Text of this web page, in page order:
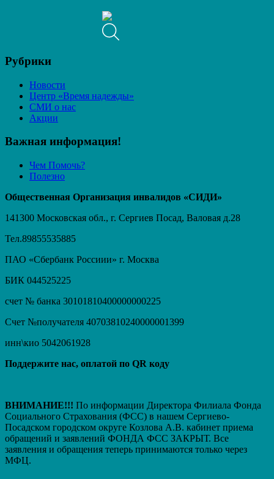
Рубрики
Новости
Центр «Время надежды»
СМИ о нас
Акции
Важная информация!
Чем Помочь?
Полезно
Общественная Организация инвалидов «СИДИ»
141300 Московская обл., г. Сергиев Посад, Валовая д.28
Тел.89855535885
ПАО «Сбербанк Россиии» г. Москва
БИК 044525225
счет № банка 30101810400000000225
Счет №получателя 40703810240000001399
инн\кио 5042061928
Поддержите нас, оплатой по QR коду
ВНИМАНИЕ!!! По информации Директора Филиала Фонда
Социального Страхования (ФСС) в нашем Сергиево-
Посадском городском округе Козлова А.В. кабинет приема
обращений и заявлений ФОНДА ФСС ЗАКРЫТ. Вcе
заявления и обращения теперь принимаются только через
МФЦ.